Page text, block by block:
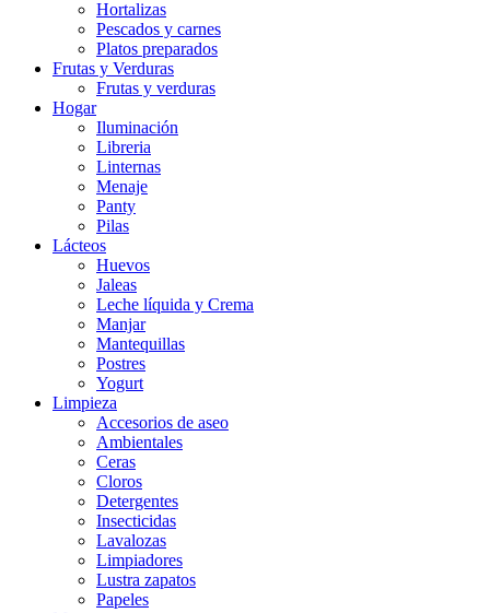
Hortalizas
Pescados y carnes
Platos preparados
Frutas y Verduras
Frutas y verduras
Hogar
Iluminación
Libreria
Linternas
Menaje
Panty
Pilas
Lácteos
Huevos
Jaleas
Leche líquida y Crema
Manjar
Mantequillas
Postres
Yogurt
Limpieza
Accesorios de aseo
Ambientales
Ceras
Cloros
Detergentes
Insecticidas
Lavalozas
Limpiadores
Lustra zapatos
Papeles